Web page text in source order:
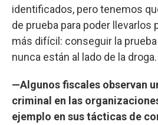
identificados, pero tenemos
de prueba para poder llevarlos
más difícil: conseguir la
nunca están al lado de la droga.
—Algunos fiscales observan
criminal en las
ejemplo en sus tácticas de